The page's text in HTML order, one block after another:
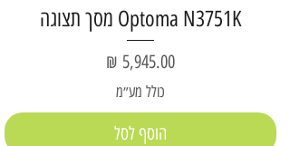
Optoma N3751K מסך תצוגה
מחיר
כולל מע״מ
הוסף לסל